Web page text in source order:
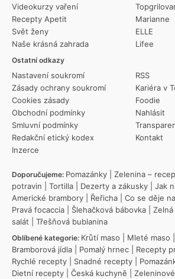
Videokurzy vaření
Recepty Apetit
Svět ženy
Naše krásná zahrada
Ostatní odkazy
Nastavení soukromí
Zásady ochrany soukromí
Cookies zásady
Obchodní podmínky
Smluvní podmínky
Redakční etický kodex
Inzerce
RSS
Kariéra v
Foodie
Nahlásit
Kontakt
Marianne
ELLE
Lifee
Doporučujeme: Pomazánky Zelenina –
potravin
Tortilla Dezerty a zákusky Jak
Americké brambory
Řeřicha Co se děje
Pravá focaccia
Šlehačková bábovka
salát
Třešňová bublanina
Oblíbené kategorie: Krůtí maso Mleté maso
Bramborová jídla
Pomalý hrnec Recepty
Rychlé recepty
Snadné recepty
Dietní recepty
Česká kuchyně